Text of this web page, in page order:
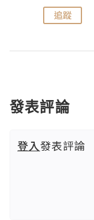
追蹤
發表評論
登入發表評論